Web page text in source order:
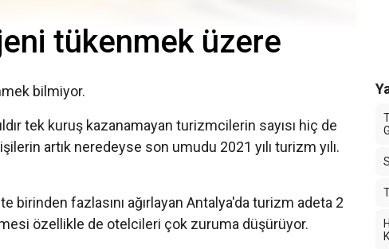
tükenmek üzere
bilmiyor.
tek kuruş kazanamayan turizmcilerin sayısı hiç de
artık neredeyse son umudu 2021 yılı turizm yılı.
birinden fazlasını ağırlayan Antalya'da turizm adeta 2
özellikle de otelcileri çok zuruma düşürüyor.